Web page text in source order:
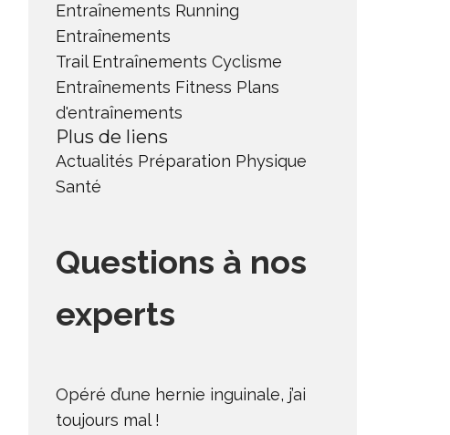
Entraînements Running
Entraînements
Trail Entraînements Cyclisme
Entraînements Fitness Plans
d'entraînements
Plus de liens
Actualités Préparation Physique
Santé
Questions à nos
experts
Opéré d’une hernie inguinale, j’ai
toujours mal !